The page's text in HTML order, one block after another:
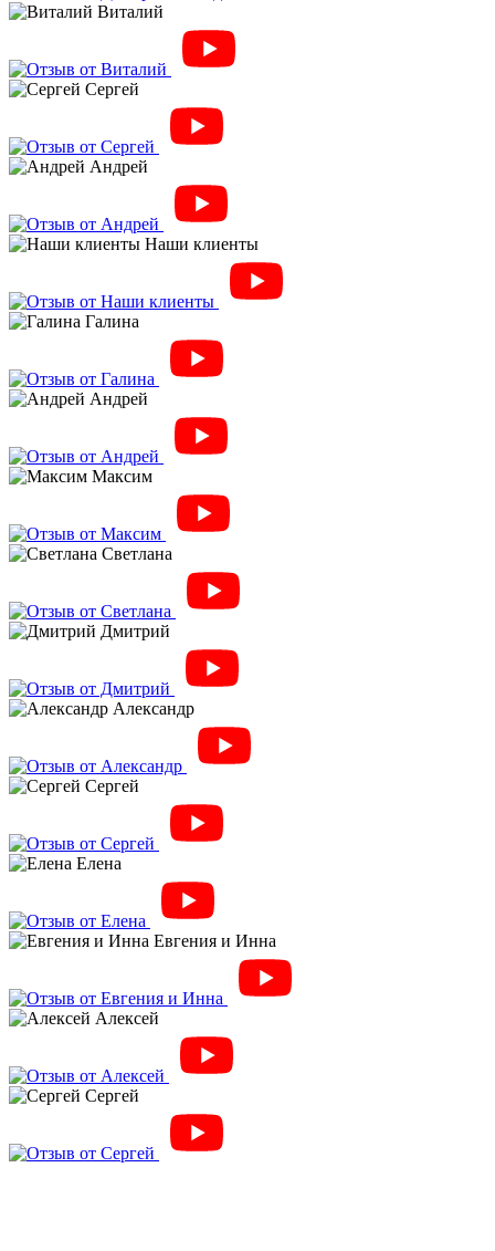
Виталий
Сергей
Андрей
Наши клиенты
Галина
Андрей
Максим
Светлана
Дмитрий
Александр
Сергей
Елена
Евгения и Инна
Алексей
Сергей